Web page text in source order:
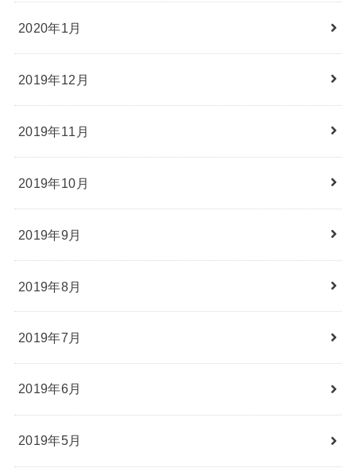
2020年1月
2019年12月
2019年11月
2019年10月
2019年9月
2019年8月
2019年7月
2019年6月
2019年5月